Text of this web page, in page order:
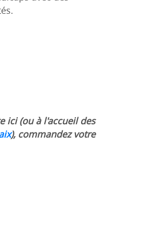
ici (ou à l'accueil des
), commandez votre